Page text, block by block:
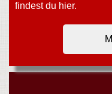
findest du hier.